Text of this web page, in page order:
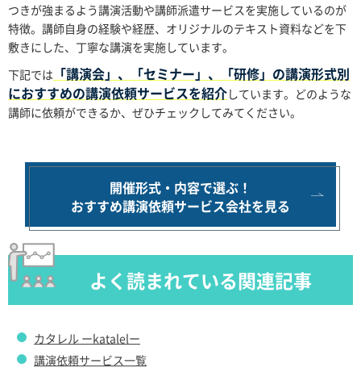
つきが強まるよう講演活動や講師派遣サービスを実施しているのが
特徴。講師自身の経験や経歴、オリジナルのテキスト資料などを下
敷きにした、丁寧な講演を実施しています。
下記では 「講演会」、「セミナー」、「研修」の講演形式別
におすすめの講演依頼サービスを紹介しています。どのような
講師に依頼ができるか、ぜひチェックしてみてください。
開催形式・内容で選ぶ！
おすすめ講演依頼サービス会社を見る
よく読まれている関連記事
カタレル ーkatalelー
講演依頼サービス一覧